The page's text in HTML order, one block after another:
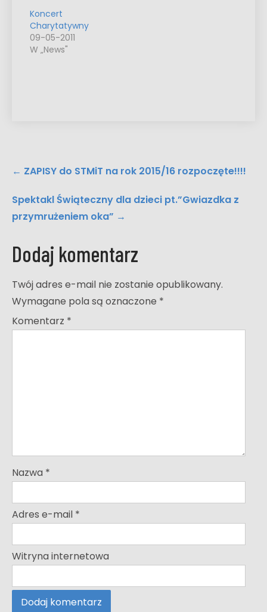
Koncert
Charytatywny
09-05-2011
W „News"
Post
navigation
← ZAPISY do STMiT na rok 2015/16 rozpoczęte!!!!
Spektakl Świąteczny dla dzieci pt.”Gwiazdka z
przymrużeniem oka” →
Dodaj komentarz
Twój adres e-mail nie zostanie opublikowany.
Wymagane pola są oznaczone *
Komentarz *
Nazwa *
Adres e-mail *
Witryna internetowa